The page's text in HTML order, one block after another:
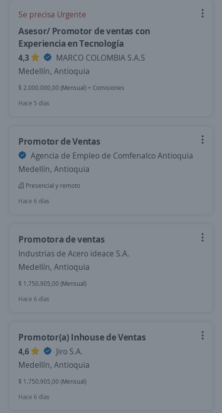
Se precisa Urgente
Asesor/ Promotor de ventas con
Experiencia en Tecnología
4,3
MARCO COLOMBIA S.A.S
Medellín, Antioquia
$ 2.000.000,00 (Mensual) + Comisiones
Hace 5 días
Promotor de Ventas
Agencia de Empleo de Comfenalco Antioquia
Medellín, Antioquia
Presencial y remoto
Hace 6 días
Promotora de ventas
Industrias de Acero ideace S.A.
Medellín, Antioquia
$ 1.750.905,00 (Mensual)
Hace 6 días
Promotor(a) Inhouse de Ventas
4,6
Jiro S.A.
Medellín, Antioquia
$ 1.750.905,00 (Mensual)
Hace 6 días